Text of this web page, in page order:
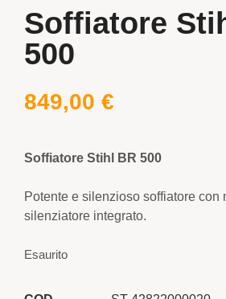
Soffiatore
500
849,00 €
Soffiatore Stihl BR 500
Potente e silenzioso soffiatore con
silenziatore integrato.
Esaurito